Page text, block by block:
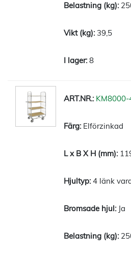
39,5
8
KM8000-
Elförzinkad
4 länk
Ja